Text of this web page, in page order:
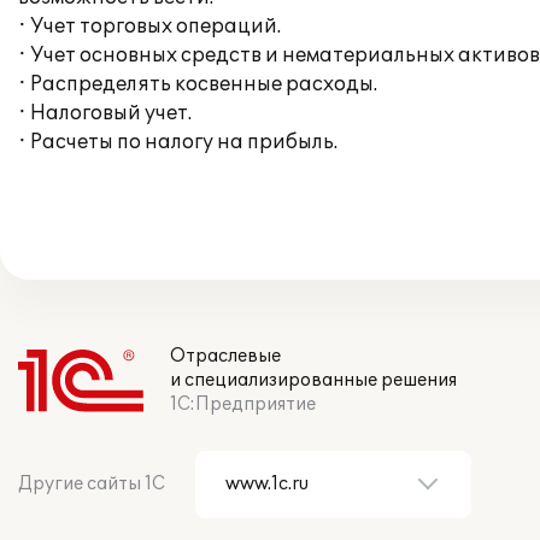
· Учет торговых операций.
· Учет основных средств и нематериальных
· Распределять косвенные расходы.
· Налоговый учет.
· Расчеты по налогу на прибыль.
Отраслевые
и специализированные решения
1С:Предприятие
Другие сайты 1С